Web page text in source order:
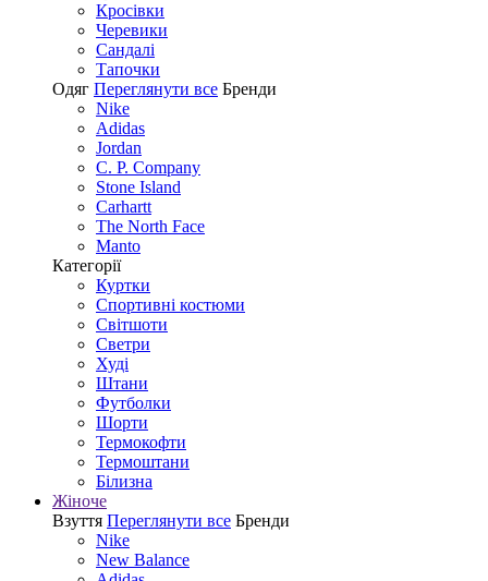
Кросівки
Черевики
Сандалі
Tапочки
Одяг Переглянути все Бренди
Nike
Adidas
Jordan
C. P. Company
Stone Island
Carhartt
The North Face
Manto
Категорії
Куртки
Спортивні костюми
Світшоти
Светри
Худі
Штани
Футболки
Шорти
Термокофти
Термоштани
Білизна
Жіноче
Взуття Переглянути все Бренди
Nike
New Balance